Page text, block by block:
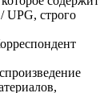
UPG, строго